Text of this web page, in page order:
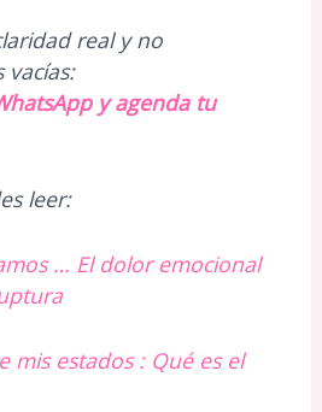
real y no
y agenda tu
leer:
… El dolor emocional
mis estados : Qué es el